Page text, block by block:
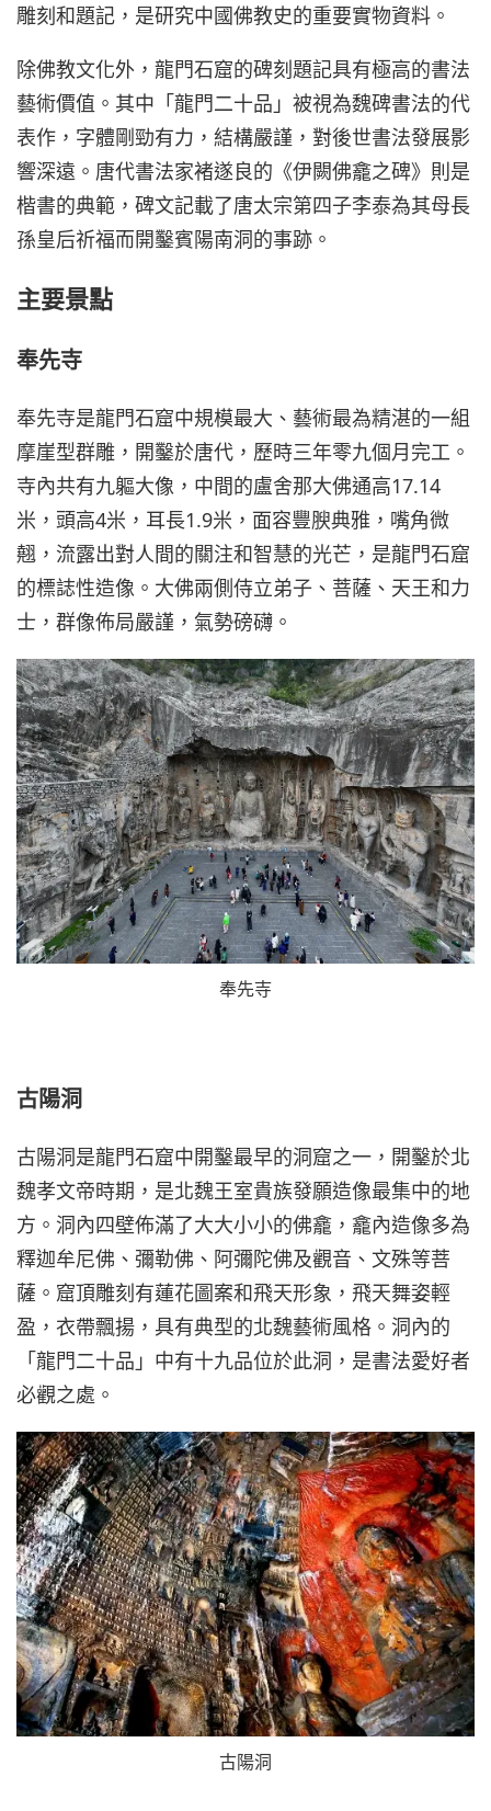
雕刻和題記，是研究中國佛教史的重要實物資料。
除佛教文化外，龍門石窟的碑刻題記具有極高的書法
藝術價值。其中「龍門二十品」被視為魏碑書法的代
表作，字體剛勁有力，結構嚴謹，對後世書法發展影
響深遠。唐代書法家褚遂良的《伊闕佛龕之碑》則是
楷書的典範，碑文記載了唐太宗第四子李泰為其母長
孫皇后祈福而開鑿賓陽南洞的事跡。
主要景點
奉先寺
奉先寺是龍門石窟中規模最大、藝術最為精湛的一組
摩崖型群雕，開鑿於唐代，歷時三年零九個月完工。
寺內共有九軀大像，中間的盧舍那大佛通高17.14
米，頭高4米，耳長1.9米，面容豐腴典雅，嘴角微
翹，流露出對人間的關注和智慧的光芒，是龍門石窟
的標誌性造像。大佛兩側侍立弟子、菩薩、天王和力
士，群像佈局嚴謹，氣勢磅礴。
奉先寺
古陽洞
古陽洞是龍門石窟中開鑿最早的洞窟之一，開鑿於北
魏孝文帝時期，是北魏王室貴族發願造像最集中的地
方。洞內四壁佈滿了大大小小的佛龕，龕內造像多為
釋迦牟尼佛、彌勒佛、阿彌陀佛及觀音、文殊等菩
薩。窟頂雕刻有蓮花圖案和飛天形象，飛天舞姿輕
盈，衣帶飄揚，具有典型的北魏藝術風格。洞內的
「龍門二十品」中有十九品位於此洞，是書法愛好者
必觀之處。
古陽洞